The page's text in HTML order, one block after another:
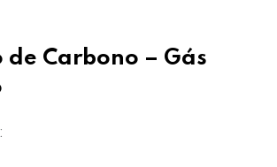
Carbono – Gás
: